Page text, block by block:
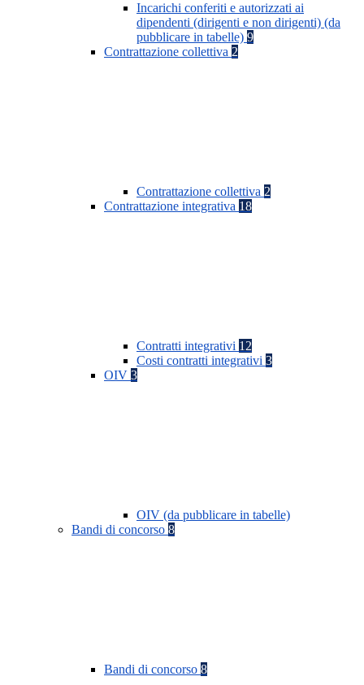
Incarichi conferiti e autorizzati ai
dipendenti (dirigenti e non dirigenti) (da
pubblicare in tabelle) 9
Contrattazione collettiva 2
Contrattazione collettiva 2
Contrattazione integrativa 18
Contratti integrativi 12
Costi contratti integrativi 3
OIV 3
OIV (da pubblicare in tabelle)
Bandi di concorso 8
Bandi di concorso 8